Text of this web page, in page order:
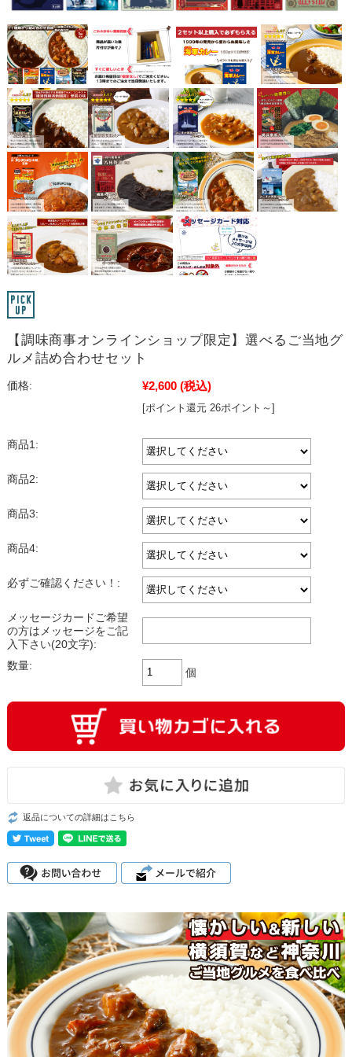
【調味商事オンラインショップ限定】選べるご当地グ
ルメ詰め合わせセット
価格: ¥2,600 (税込)
[ポイント還元 26ポイント～]
商品1:
商品2:
商品3:
商品4:
必ずご確認ください！:
メッセージカードご希望
の方はメッセージをご記
入下さい(20文字):
数量:
個
返品についての詳細はこちら